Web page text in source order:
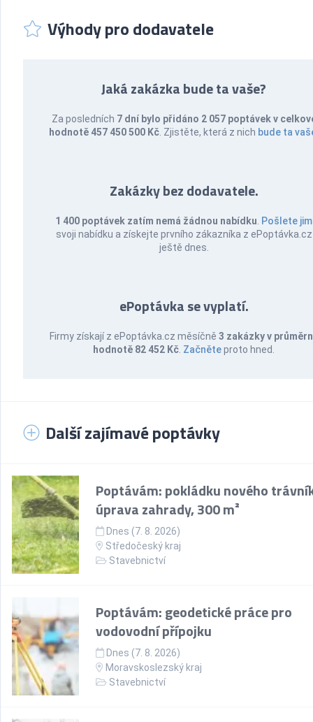
Výhody pro dodavatele
Jaká zakázka bude ta vaše?
Za posledních 7 dní bylo přidáno 2 057 poptávek v
hodnotě 457 450 500 Kč . Zjistěte, která z nich bude ta
Zakázky bez dodavatele.
1 400 poptávek zatím nemá žádnou nabídku Pošlete jim
svoji nabídku a získejte prvního zákazníka z ePoptávka.cz
ještě dnes.
ePoptávka se vyplatí.
Firmy získají z ePoptávka.cz měsíčně 3 zakázky v
hodnotě 82 452 Kč Začněteproto hned.
Další zajímavé poptávky
Poptávám: pokládku nového
úprava zahrady, 300 m²
Dnes (7. 8. 2026)
Středočeský kraj
Stavebnictví
Poptávám: geodetické práce pro
vodovodní přípojku
Dnes (7. 8. 2026)
Moravskoslezský kraj
Stavebnictví